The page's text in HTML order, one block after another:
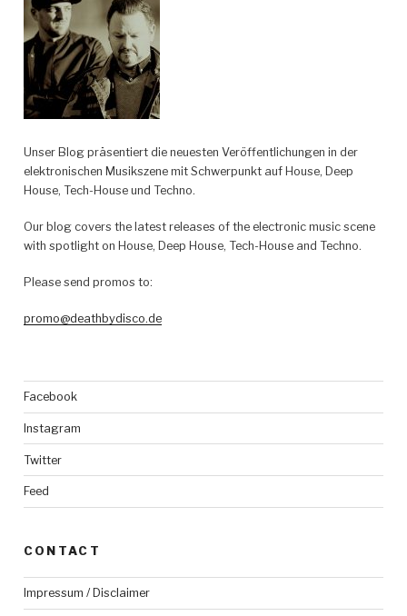
Unser Blog präsentiert die neuesten Veröffentlichungen in der
elektronischen Musikszene mit Schwerpunkt auf House, Deep
House, Tech-House und Techno.
Our blog covers the latest releases of the electronic music scene
with spotlight on House, Deep House, Tech-House and Techno.
Please send promos to:
promo@deathbydisco.de
Facebook
Instagram
Twitter
Feed
CONTACT
Impressum / Disclaimer